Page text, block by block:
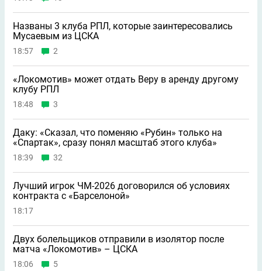
Названы 3 клуба РПЛ, которые заинтересовались
Мусаевым из ЦСКА
18:57 2
«Локомотив» может отдать Веру в аренду другому
клубу РПЛ
18:48 3
Даку: «Сказал, что поменяю «Рубин» только на
«Спартак», сразу понял масштаб этого клуба»
18:39 32
Лучший игрок ЧМ-2026 договорился об условиях
контракта с «Барселоной»
18:17
Двух болельщиков отправили в изолятор после
матча «Локомотив» – ЦСКА
18:06 5